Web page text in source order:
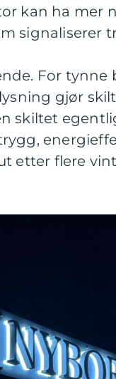
kan ha mer
signaliserer
For
gjør
skiltet
etter flere